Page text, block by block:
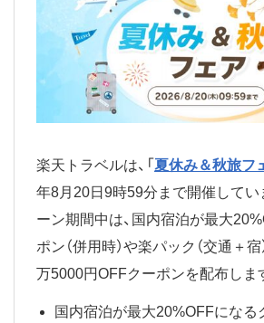
楽天トラベルは、「 夏休み＆秋旅フ
年8月20日9時59分まで開催してい
ーン期間中は、国内宿泊が最大
ポン（併用時）や楽パック（交通＋
万5000円OFFクーポンを配布しま
国内宿泊が最大20%OFFになる